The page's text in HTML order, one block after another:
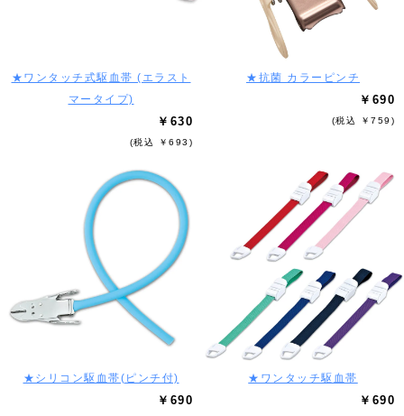
★ワンタッチ式駆血帯 (エラスト
マータイプ)
￥630
(税込 ￥693)
★抗菌 カラーピンチ
￥690
(税込 ￥759)
★シリコン駆血帯(ピンチ付)
￥690
★ワンタッチ駆血帯
￥690